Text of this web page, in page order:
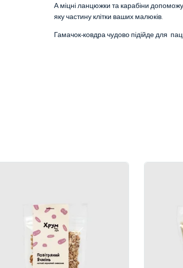
А міцні ланцюжки та карабіни
яку частину клітки ваших малюків.
Гамачок-ковдра чудово підійде для